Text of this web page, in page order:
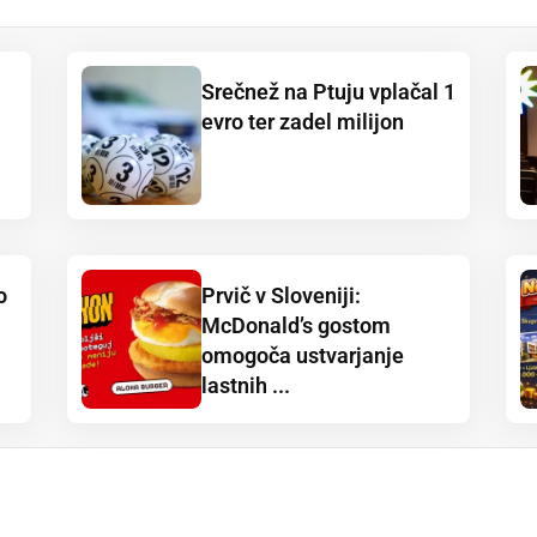
Srečnež na Ptuju vplačal 1
evro ter zadel milijon
Prvič v Sloveniji:
McDonald’s gostom
omogoča ustvarjanje
lastnih ...